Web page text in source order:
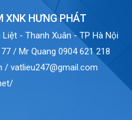
XNK HƯNG PHÁT
- Thanh Xuân - TP Hà Nội
/ Mr Quang 0904 621 218
vatlieu247@gmail.com